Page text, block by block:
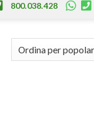
800.038.428